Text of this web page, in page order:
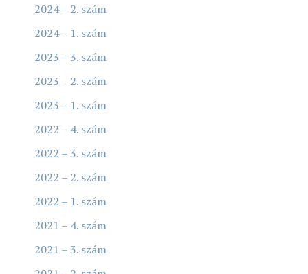
2024 – 2. szám
2024 – 1. szám
2023 – 3. szám
2023 – 2. szám
2023 – 1. szám
2022 – 4. szám
2022 – 3. szám
2022 – 2. szám
2022 – 1. szám
2021 – 4. szám
2021 – 3. szám